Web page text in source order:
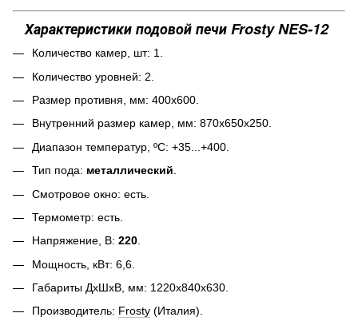
Характеристики подовой печи Frosty NES-12
Количество камер, шт: 1.
Количество уровней: 2.
Размер противня, мм: 400х600.
Внутренний размер камер, мм: 870х650х250.
Диапазон температур, ºС: +35...+400.
Тип пода: металлический
Смотровое окно: есть.
Термометр: есть.
Напряжение, В: 220.
Мощность, кВт: 6,6.
Габариты ДхШхВ, мм: 1220х840х630.
Производитель: Frosty (Италия).